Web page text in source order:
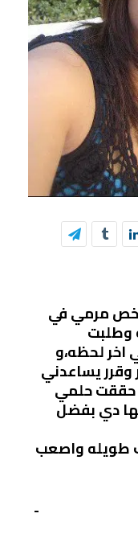
مرمي في
وطلبت
لحظه،و
يساعدني
حققت حلمي
دي بفضل
طويله واصعب
­ ­ ­ ­ ­ ­ ­ ­ ­ ­ ­ ­ ­ ­ ­ ­ ­ ­ ­ ­ ­ ­ ­ ­ ­ ­ ­ ­ ­ ­ ­ ­ ­ ­ ­ ­ ­ ­ ­ ­ ­ ­ ­ ­ ­ ­ ­ ­ ­ ­ ­ ­ ­ ­ ­ ­ ­ ­ ­ ­ ­ ­ ­ ­ ­ ­ ­ ­ ­ ­ ­ ­ ­ ­ ­ ­ ­ ­ ­ ­ ­ ­ ­ ­ ­ ­ ­ ­ ­ ­ ­ ­